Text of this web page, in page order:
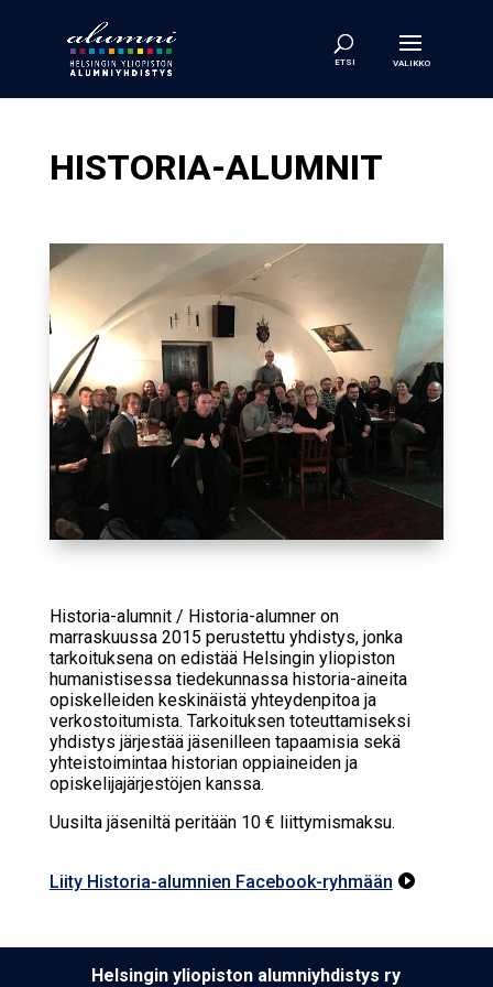
HISTORIA-ALUMNIT
Historia-alumnit / Historia-alumner on
marraskuussa 2015 perustettu yhdistys, jonka
tarkoituksena on edistää Helsingin yliopiston
humanistisessa tiedekunnassa historia-aineita
opiskelleiden keskinäistä yhteydenpitoa ja
verkostoitumista. Tarkoituksen toteuttamiseksi
yhdistys järjestää jäsenilleen tapaamisia sekä
yhteistoimintaa historian oppiaineiden ja
opiskelijajärjestöjen kanssa.
Uusilta jäseniltä peritään 10 € liittymismaksu.
Liity Historia-alumnien Facebook-ryhmään 
Hel­sin­gin yli­opis­ton alumniyhdistys ry